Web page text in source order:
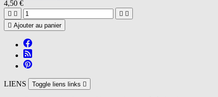
4,50 €
   
 Ajouter au panier
LIENS Toggle liens links 